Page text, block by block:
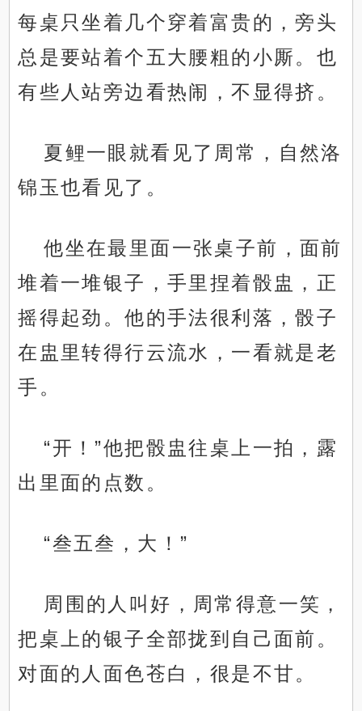
每桌只坐着几个穿着富贵的，旁头
总是要站着个五大腰粗的小厮。也
有些人站旁边看热闹，不显得挤。
夏鲤一眼就看见了周常，自然洛
锦玉也看见了。
他坐在最里面一张桌子前，面前
堆着一堆银子，手里捏着骰盅，正
摇得起劲。他的手法很利落，骰子
在盅里转得行云流水，一看就是老
手。
“开！”他把骰盅往桌上一拍，露
出里面的点数。
“叁五叁，大！”
周围的人叫好，周常得意一笑，
把桌上的银子全部拢到自己面前。
对面的人面色苍白，很是不甘。